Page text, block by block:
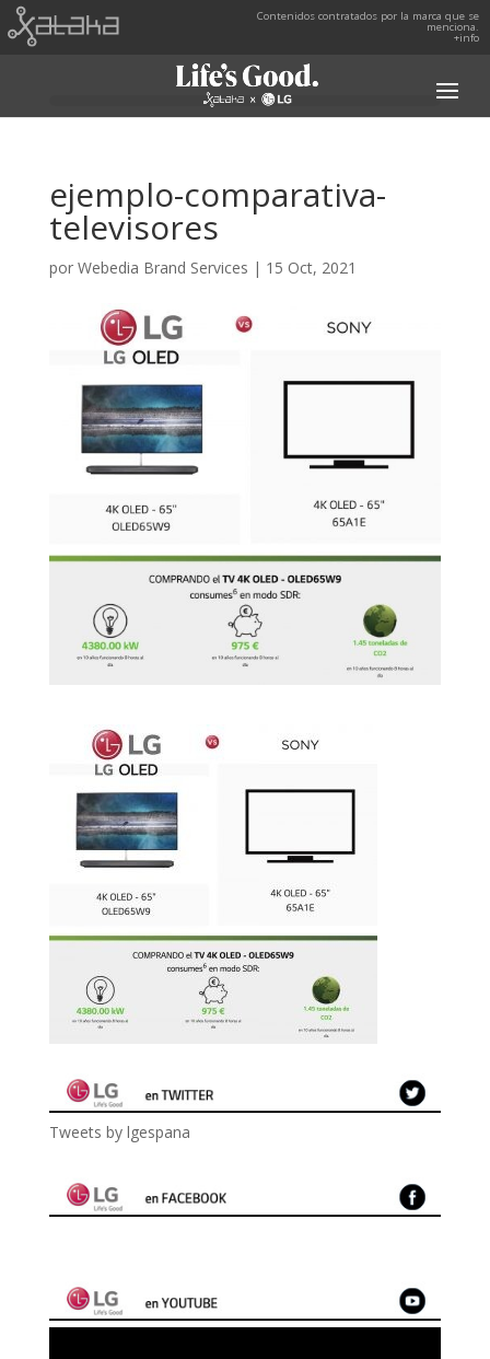
Contenidos contratados por la marca que se
menciona.
+info
ejemplo-comparativa-
televisores
por Webedia Brand Services | 15 Oct, 2021
Tweets by lgespana